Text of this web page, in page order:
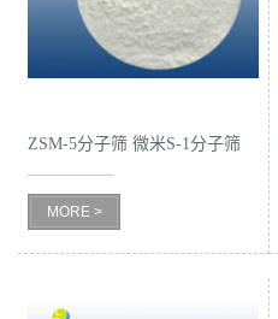
线
留
ZSM-5分子筛 微米S-1分子筛
MORE >